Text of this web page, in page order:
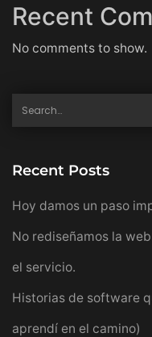
Recent
No comments to show.
Recent Posts
Hoy damos un paso
No rediseñamos la
el servicio.
Historias de software
aprendí en el camino)